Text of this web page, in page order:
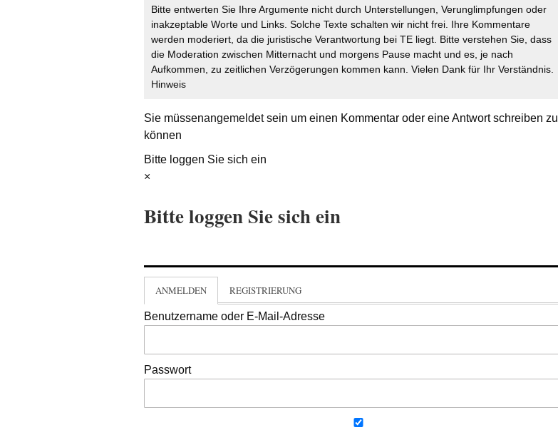
Bitte entwerten Sie Ihre Argumente nicht durch Unterstellungen, Verunglimpfungen oder
inakzeptable Worte und Links. Solche Texte schalten wir nicht frei. Ihre Kommentare
werden moderiert, da die juristische Verantwortung bei TE liegt. Bitte verstehen Sie, dass
die Moderation zwischen Mitternacht und morgens Pause macht und es, je nach
Aufkommen, zu zeitlichen Verzögerungen kommen kann. Vielen Dank für Ihr Verständnis.
Hinweis
Sie müssenangemeldetsein um einen Kommentar oder eine Antwort schreiben zu
können
Bitte loggen Sie sich ein
×
Bitte loggen Sie sich ein
ANMELDEN REGISTRIERUNG
Benutzername oder E-Mail-Adresse
Passwort